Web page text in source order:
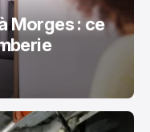
Morges : ce